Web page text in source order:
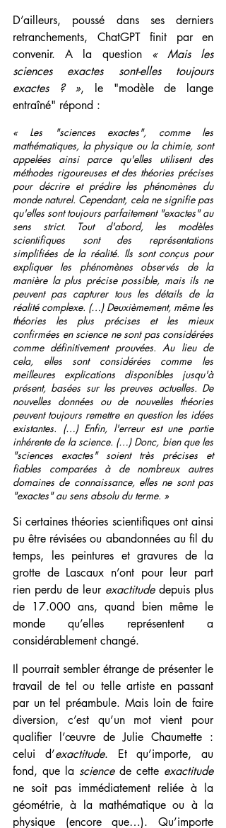
D’ailleurs, poussé dans ses derniers
retranchements, ChatGPT finit par en
convenir. A la question « Mais les
sciences exactes sont-elles toujours
exactes ? », le "modèle de lange
entraîné" répond :
« Les "sciences exactes", comme les
mathématiques, la physique ou la chimie, sont
appelées ainsi parce qu'elles utilisent des
méthodes rigoureuses et des théories précises
pour décrire et prédire les phénomènes du
monde naturel. Cependant, cela ne signifie pas
qu'elles sont toujours parfaitement "exactes" au
sens strict. Tout d'abord, les modèles
scientifiques sont des représentations
simplifiées de la réalité. Ils sont conçus pour
expliquer les phénomènes observés de la
manière la plus précise possible, mais ils ne
peuvent pas capturer tous les détails de la
réalité complexe. (…) Deuxièmement, même les
théories les plus précises et les mieux
confirmées en science ne sont pas considérées
comme définitivement prouvées. Au lieu de
cela, elles sont considérées comme les
meilleures explications disponibles jusqu'à
présent, basées sur les preuves actuelles. De
nouvelles données ou de nouvelles théories
peuvent toujours remettre en question les idées
existantes. (…) Enfin, l'erreur est une partie
inhérente de la science. (…) Donc, bien que les
"sciences exactes" soient très précises et
fiables comparées à de nombreux autres
domaines de connaissance, elles ne sont pas
"exactes" au sens absolu du terme. »
Si certaines théories scientifiques ont ainsi
pu être révisées ou abandonnées au fil du
temps, les peintures et gravures de la
grotte de Lascaux n’ont pour leur part
rien perdu de leur exactitude depuis plus
de 17.000 ans, quand bien même le
monde qu’elles représentent a
considérablement changé.
Il pourrait sembler étrange de présenter le
travail de tel ou telle artiste en passant
par un tel préambule. Mais loin de faire
diversion, c’est qu’un mot vient pour
qualifier l’œuvre de Julie Chaumette :
celui d’exactitude. Et qu’importe, au
fond, que la science de cette exactitude
ne soit pas immédiatement reliée à la
géométrie, à la mathématique ou à la
physique (encore que…). Qu’importe